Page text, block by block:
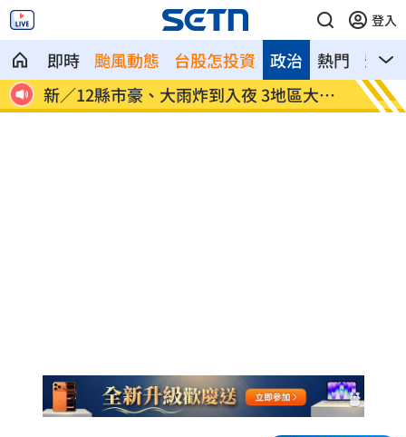
登入
即時 颱風動態 台股怎投資 熱門 影音
政治
憶
新／12縣市豪、大雨炸到入夜 3地區大豪
雨
颱風